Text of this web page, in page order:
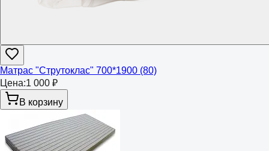
Матрас "Струтоклас" 700*1900 (80)
Цена:1 000 ₽
В корзину